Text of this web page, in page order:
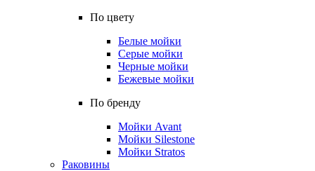
По цвету
Белые мойки
Серые мойки
Черные мойки
Бежевые мойки
По бренду
Мойки Avant
Мойки Silestone
Мойки Stratos
Раковины